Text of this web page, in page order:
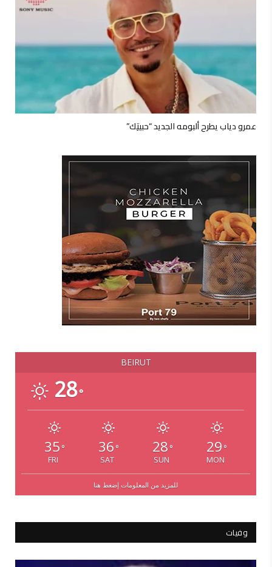
عمرو دياب يطرح ألبومه الجديد “حبيتِك”
BEIRUT
28°
35 °
FRI
36 °
SAT
28 °
SUN
29 °
MON
للمزيد من المعلومات إضغط هنا
وفيات